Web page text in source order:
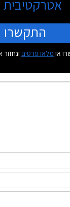
אטרקטיבית
התקשרו
או מלאו פרטים